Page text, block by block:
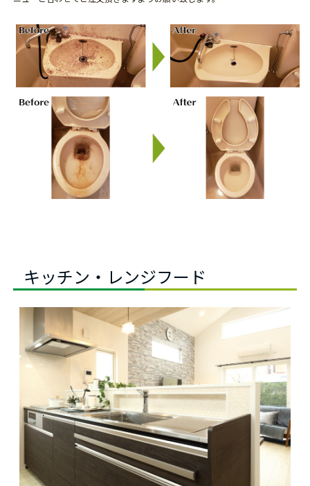
キッチン・レンジフード